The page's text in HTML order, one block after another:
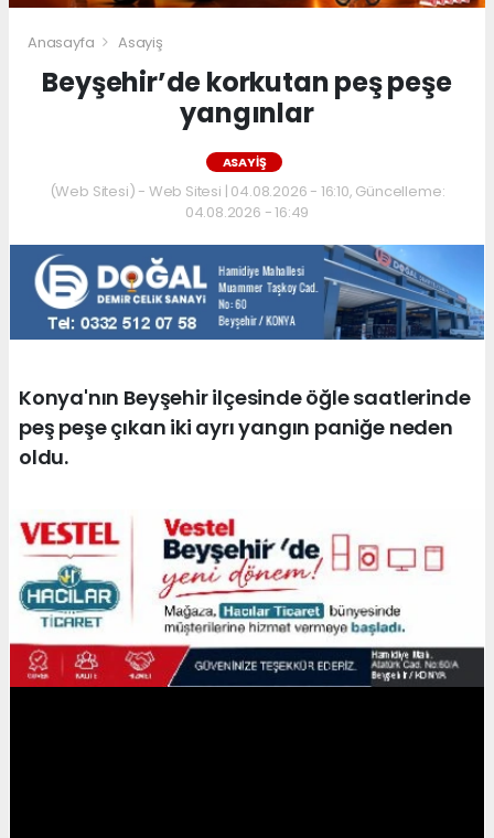
Anasayfa Asayiş
Beyşehir’de korkutan peş peşe
yangınlar
ASAYIŞ
(Web Sitesi) - Web Sitesi | 04.08.2026 - 16:10, Güncelleme:
04.08.2026 - 16:49
Konya'nın Beyşehir ilçesinde öğle saatlerinde
peş peşe çıkan iki ayrı yangın paniğe neden
oldu.